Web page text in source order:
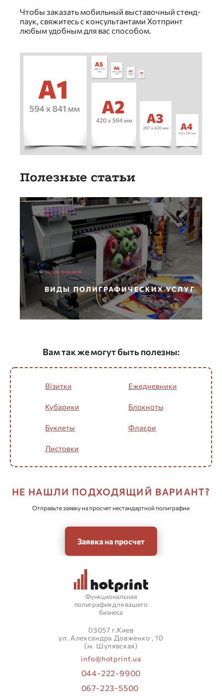
Чтобы заказать мобильный выставочный стенд-
паук, свяжитесь с консультантами Хотпринт
любым удобным для вас способом.
Полезные статьи
2021-08-10 08:38:05
ВИДЫ ПОЛИГРАФИЧЕСКИХ УСЛУГ
Вам так же могут быть полезны:
Візитки
Кубарики
Буклеты
Листовки
Ежедневники
Блокноты
Флаєри
НЕ НАШЛИ ПОДХОДЯЩИЙ ВАРИАНТ?
Отправьте заявку на просчет нестандартной полиграфии
Заявка на просчет
Функциональная
полиграфия для вашего
бизнеса
03057 г.Киев
ул. Александра Довженко , 10
(м. Шулявская)
info@hotprint.ua
044-222-9900
067-223-5500